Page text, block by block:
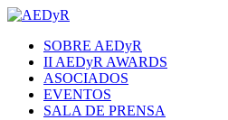
SOBRE AEDyR
II AEDyR AWARDS
ASOCIADOS
EVENTOS
SALA DE PRENSA